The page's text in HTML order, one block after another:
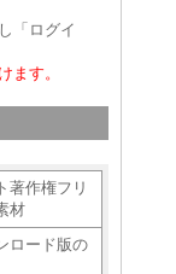
「ログイ
ます。
著作権フリ
材
ロード版の